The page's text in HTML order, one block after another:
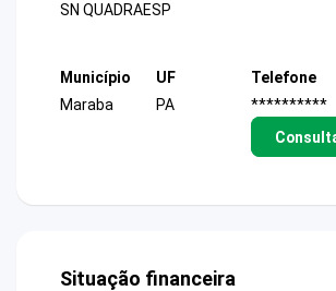
SN QUADRAESP
Município
Maraba
UF
PA
Telefone
**********
Situação financeira